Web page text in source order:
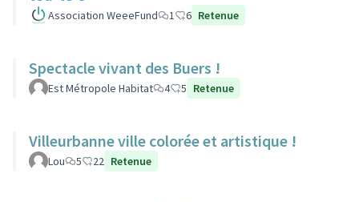
Association WeeeFund 1 6 Retenue
Spectacle vivant des Buers !
Est Métropole Habitat 4 5 Retenue
Villeurbanne ville colorée et artistique !
Lou 5 22 Retenue